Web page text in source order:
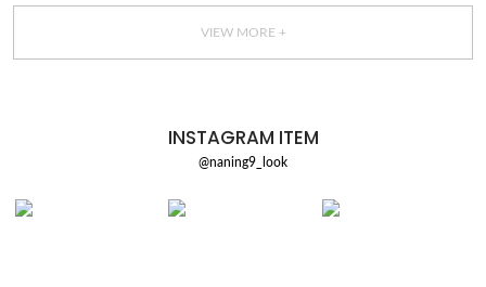
VIEW MORE +
INSTAGRAM ITEM
@naning9_look